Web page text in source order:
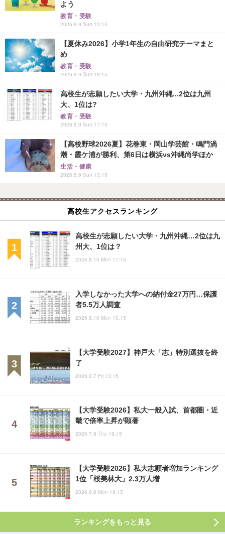
よう
教育・受験
2026.8.9 Sun 15:15
【夏休み2026】小学1年生の自由研究テーマまと
め
教育・受験
2026.8.9 Sun 18:15
高校生が志願したい大学・九州沖縄...2位は九州
大、1位は?
教育・受験
2026.8.9 Sun 17:15
【高校野球2026夏】花巻東・岡山学芸館・鳴門渦
潮・霞ケ浦が勝利、第6日は横浜vs沖縄尚学ほか
生活・健康
2026.8.9 Sun 13:15
高校生アクセスランキング
高校生が志願したい大学・九州沖縄…2位は九
州大、1位は？
2026.8.10 Mon 11:15
入学しなかった大学への納付金27万円…保護
者5.5万人調査
2026.8.10 Mon 10:15
【大学受験2027】神戸大「志」特別選抜を終
了
2026.8.7 Fri 13:15
【大学受験2026】私大一般入試、首都圏・近
畿で倍率上昇が顕著
2026.7.9 Thu 19:15
【大学受験2026】私大志願者増加ランキング
1位「桜美林大」2.3万人増
2026.6.8 Mon 19:15
ランキングをもっと見る